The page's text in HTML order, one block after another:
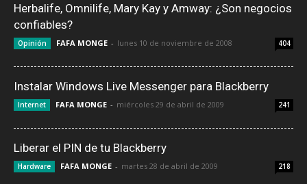
Herbalife, Omnilife, Mary Kay y Amway: ¿Son negocios
confiables?
Opinión FAFA MONGE - lunes 10 de noviembre de 2008 404
Instalar Windows Live Messenger para Blackberry
Internet FAFA MONGE - miércoles 29 de abril de 2009 241
Liberar el PIN de tu Blackberry
Hardware FAFA MONGE - martes 28 de abril de 2009 218